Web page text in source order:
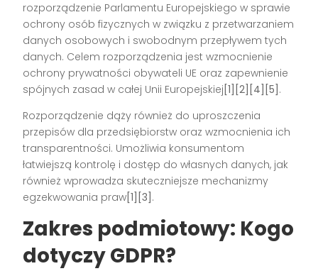
rozporządzenie Parlamentu Europejskiego w sprawie
ochrony osób fizycznych w związku z przetwarzaniem
danych osobowych i swobodnym przepływem tych
danych. Celem rozporządzenia jest wzmocnienie
ochrony prywatności obywateli UE oraz zapewnienie
spójnych zasad w całej Unii Europejskiej [1][2][4][5] .
Rozporządzenie dąży również do uproszczenia
przepisów dla przedsiębiorstw oraz wzmocnienia ich
transparentności. Umożliwia konsumentom
łatwiejszą kontrolę i dostęp do własnych danych, jak
również wprowadza skuteczniejsze mechanizmy
egzekwowania praw [1][3] .
Zakres podmiotowy: Kogo
dotyczy GDPR?